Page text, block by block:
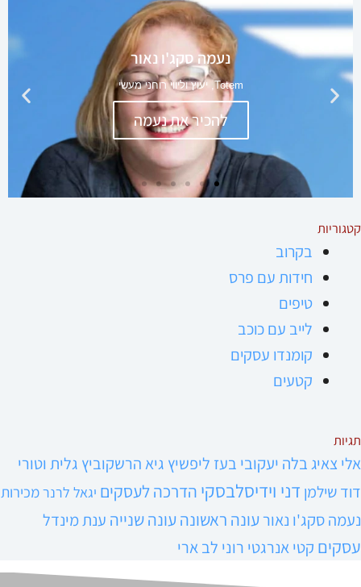
קטגוריות
בקרוב
חידות עם פרס
טיפים
לייב עם כוכב
קומנדו עסקים
קטעים
תגיות
אלי צאיגבלה יעקובי בעז ליפשיץ גיא הרשקוביץ גלית וטורי
דוד שילמן דני וידיסלבסקי הדרכה לעסקים יגאל לרנרמכירות
נעמה סקג'ו נאורעונה ראשונהעונה שנייה ענת מינדל
עסקים קטי אנרגטי רוני לב ארי